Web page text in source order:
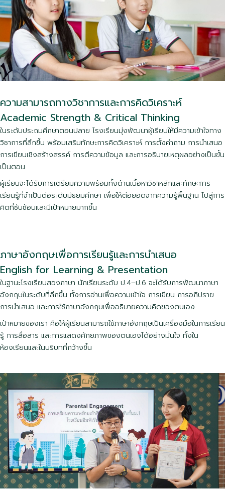
ความสามารถทางวิชาการและการคิดวิเคราะห์
Academic Strength & Critical Thinking
ในระดับประถมศึกษาตอนปลาย โรงเรียนมุ่งพัฒนาผู้เรียนให้มีความเข้าใจทาง
วิชาการที่ลึกขึ้น พร้อมเสริมทักษะการคิดวิเคราะห์ การตั้งคำถาม การนำเสนอ
การเขียนเชิงสร้างสรรค์ การตีความข้อมูล และการอธิบายเหตุผลอย่างเป็นขั้น
เป็นตอน
ผู้เรียนจะได้รับการเตรียมความพร้อมทั้งด้านเนื้อหาวิชาหลักและทักษะการ
เรียนรู้ที่จำเป็นต่อระดับมัธยมศึกษา เพื่อให้ต่อยอดจากความรู้พื้นฐาน ไปสู่การ
คิดที่ซับซ้อนและมีเป้าหมายมากขึ้น
ภาษาอังกฤษเพื่อการเรียนรู้และการนำเสนอ
English for Learning & Presentation
ในฐานะโรงเรียนสองภาษา นักเรียนระดับ ป.4–ป.6 จะได้รับการพัฒนาภาษา
อังกฤษในระดับที่ลึกขึ้น ทั้งการอ่านเพื่อความเข้าใจ การเขียน การอภิปราย
การนำเสนอ และการใช้ภาษาอังกฤษเพื่ออธิบายความคิดของตนเอง
เป้าหมายของเรา คือให้ผู้เรียนสามารถใช้ภาษาอังกฤษเป็นเครื่องมือในการเรียน
รู้ การสื่อสาร และการแสดงศักยภาพของตนเองได้อย่างมั่นใจ ทั้งใน
ห้องเรียนและในบริบทที่กว้างขึ้น